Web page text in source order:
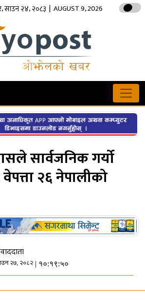
,साउन२४,२०८३ | AUGUST 9, 2026
सार्वजनिक गर्यो
२६ नेपालीको
२७, २०८२ | १०:१९:५०